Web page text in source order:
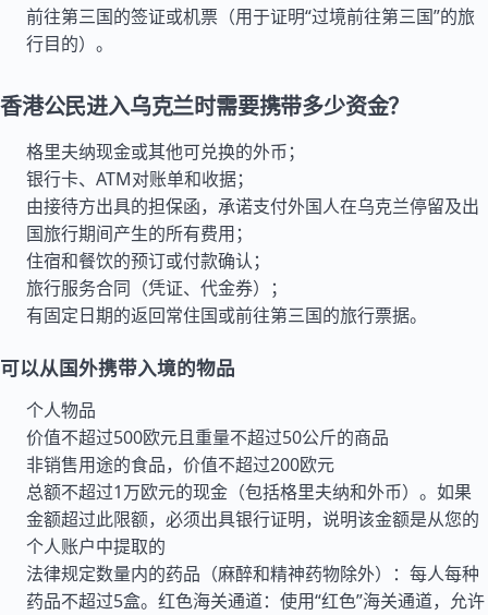
前往第三国的签证或机票（用于证明“过境前往第三国”的旅
行目的）。
香港公民进入乌克兰时需要携带多少资金？
格里夫纳现金或其他可兑换的外币；
银行卡、ATM对账单和收据；
由接待方出具的担保函，承诺支付外国人在乌克兰停留及出
国旅行期间产生的所有费用；
住宿和餐饮的预订或付款确认；
旅行服务合同（凭证、代金券）；
有固定日期的返回常住国或前往第三国的旅行票据。
可以从国外携带入境的物品
个人物品
价值不超过500欧元且重量不超过50公斤的商品
非销售用途的食品，价值不超过200欧元
总额不超过1万欧元的现金（包括格里夫纳和外币）。如果
金额超过此限额，必须出具银行证明，说明该金额是从您的
个人账户中提取的
法律规定数量内的药品（麻醉和精神药物除外）：每人每种
药品不超过5盒。红色海关通道：使用“红色”海关通道，允许